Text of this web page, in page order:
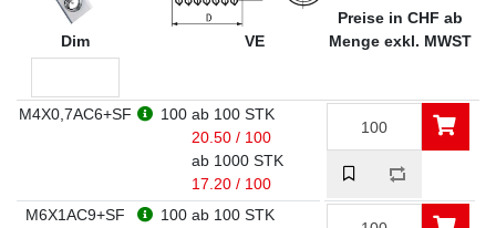
Dim VE
Preise in CHF ab
Menge exkl. MWST
M4X0,7AC6+SF 100 ab 100 STK
20.50 / 100
ab 1000 STK
17.20 / 100
M6X1AC9+SF
100 ab 100 STK